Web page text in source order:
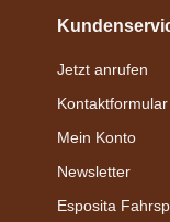
Jetzt anrufen
Kontaktformular
Mein Konto
Newsletter
Esposita